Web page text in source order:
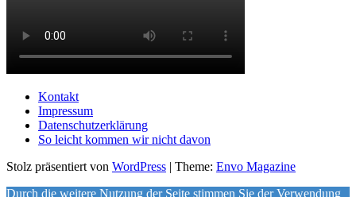
Kontakt
Impressum
Datenschutzerklärung
So leicht kommen wir nicht davon
Stolz präsentiert von WordPress | Theme: Envo Magazine
Durch die weitere Nutzung der Seite stimmen Sie der Verwendung